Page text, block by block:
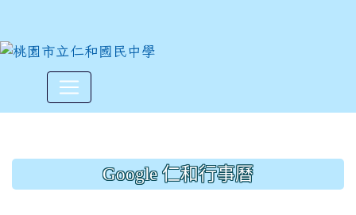
Google 仁和行事曆